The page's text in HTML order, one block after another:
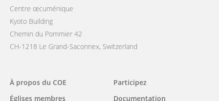
Centre œcuménique
Kyoto Building
Chemin du Pommier 42
CH-1218 Le Grand-Saconnex, Switzerland
Main
À propos du COE
Églises membres
Participez
Documentation